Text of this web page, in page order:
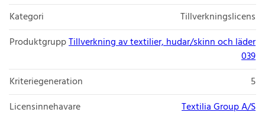
Kategori
Tillverkningslicens
ProduktgruppTillverkning av textilier, hudar/skinn och läder
039
Kriteriegeneration
5
Licensinnehavare
Textilia Group A/S